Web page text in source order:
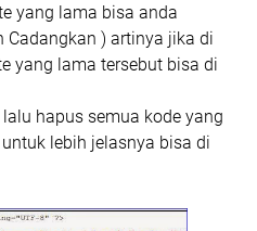
yang lama bisa anda
) artinya jika di
yang lama tersebut bisa di
hapus semua kode yang
lebih jelasnya bisa di